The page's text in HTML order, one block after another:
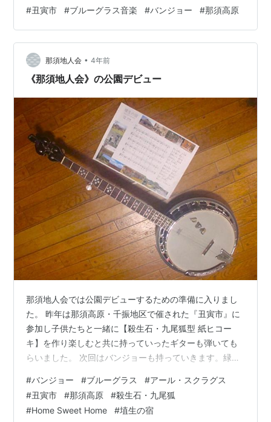
供しました。 みんな上手に楽しく飛ばしました。 ギター
とバンジョーです。 コード表を見ながらバンジョーの試
し弾きです。 昼からは主催者の方がバンジョーで、那須
高原にピッタシの♬ ”ブルーグラス音楽” を披露しまし
た。 次回『丑寅市』開催は９月３日（日）です。音楽の
#丑寅市 #ブルーグラス音楽 #バンジョー #那須高原
那須地人会 • 4年前
《那須地人会》の公園デビュー
那須地人会では公園デビューするための準備に入りまし
た。 昨年は那須高原・千振地区で催された『丑寅市』に
参加し子供たちと一緒に【殺生石・九尾狐型 紙ヒコー
キ】を作り楽しむと共に持っていったギターも弾いても
らいました。 次回はバンジョーも持っていきます。緑多
日バンジョーを入手しコード表を見ながら猛練習を始め
ました。 最初の曲は♬ ” Home Sweet Home（埴生の
宿） " です。 歌詞がかつて千振の過酷な開拓地に入植し
#バンジョー #ブルーグラス #アール・スクラグス
#丑寅市 #那須高原 #殺生石・九尾狐
#Home Sweet Home #埴生の宿